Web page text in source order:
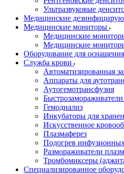
Ультразвуковые
Медицинские
Медицинские мониторы
Медицинские
Медицинские
Оборудование для
Служба крови
Автоматизированная
Аппараты для
Аутогемотрансфузия
Гемодиализ
Инкубаторы для
Искусственное
Плазмаферез
Подогрев
Размораживатели
Тромбомиксеры
Специализированное